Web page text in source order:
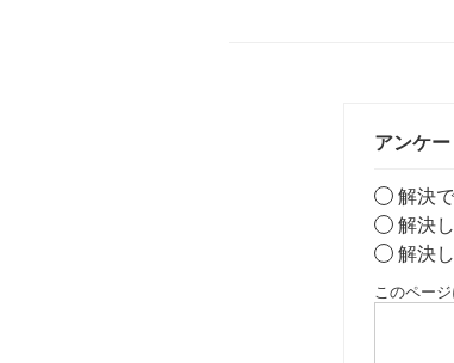
アンケ
解決
解決
解決
このペー